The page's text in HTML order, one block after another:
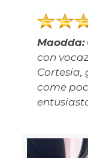
Maodda:
con
Cortesia,
come